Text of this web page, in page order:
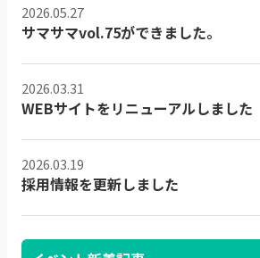
2026.05.27
サマサマvol.75ができました。
2026.03.31
WEBサイトをリニューアルしました
2026.03.19
採用情報を更新しました